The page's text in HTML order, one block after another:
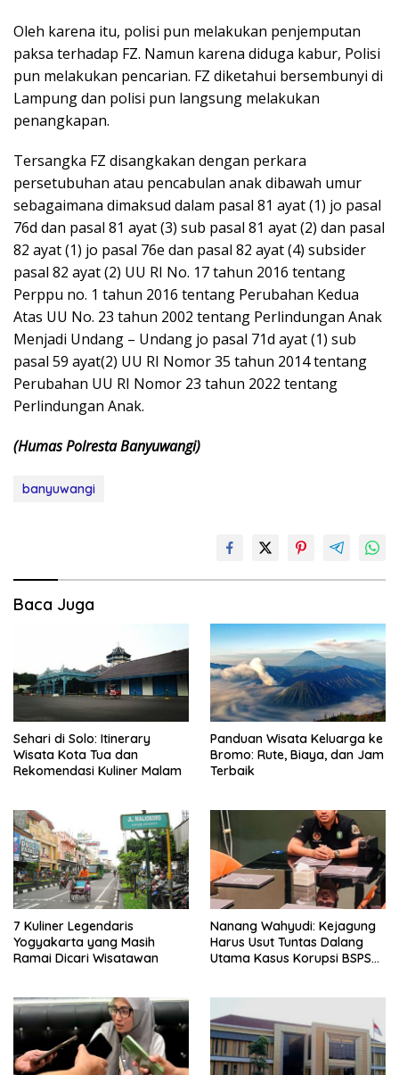
Oleh karena itu, polisi pun melakukan penjemputan
paksa terhadap FZ. Namun karena diduga kabur, Polisi
pun melakukan pencarian. FZ diketahui bersembunyi di
Lampung dan polisi pun langsung melakukan
penangkapan.
Tersangka FZ disangkakan dengan perkara
persetubuhan atau pencabulan anak dibawah umur
sebagaimana dimaksud dalam pasal 81 ayat (1) jo pasal
76d dan pasal 81 ayat (3) sub pasal 81 ayat (2) dan pasal
82 ayat (1) jo pasal 76e dan pasal 82 ayat (4) subsider
pasal 82 ayat (2) UU RI No. 17 tahun 2016 tentang
Perppu no. 1 tahun 2016 tentang Perubahan Kedua
Atas UU No. 23 tahun 2002 tentang Perlindungan Anak
Menjadi Undang – Undang jo pasal 71d ayat (1) sub
pasal 59 ayat(2) UU RI Nomor 35 tahun 2014 tentang
Perubahan UU RI Nomor 23 tahun 2022 tentang
Perlindungan Anak.
(Humas Polresta Banyuwangi)
banyuwangi
Baca Juga
Sehari di Solo: Itinerary
Wisata Kota Tua dan
Rekomendasi Kuliner Malam
Panduan Wisata Keluarga ke
Bromo: Rute, Biaya, dan Jam
Terbaik
7 Kuliner Legendaris
Yogyakarta yang Masih
Ramai Dicari Wisatawan
Nanang Wahyudi: Kejagung
Harus Usut Tuntas Dalang
Utama Kasus Korupsi BSPS